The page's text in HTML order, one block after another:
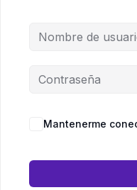
Mantenerme